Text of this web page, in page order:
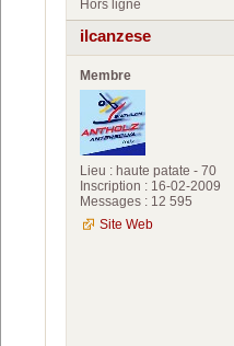
Hors ligne
ilcanzese
Membre
Lieu : haute patate - 70
Inscription : 16-02-2009
Messages : 12 595
Site Web